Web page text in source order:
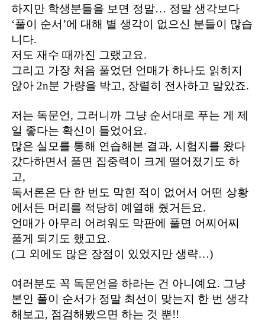
하지만 학생분들을 보면 정말… 정말 생각보다
‘풀이 순서’에 대해 별 생각이 없으신 분들이 많습
니다.
저도 재수 때까진 그랬고요.
그리고 가장 처음 풀었던 언매가 하나도 읽히지
않아 2n분 가량을 박고, 장렬히 전사하고 말았죠.
저는 독문언, 그러니까 그냥 순서대로 푸는 게 제
일 좋다는 확신이 들었어요.
많은 실모를 통해 연습해본 결과, 시험지를 왔다
갔다하면서 풀면 집중력이 크게 떨어졌기도 하
고,
독서론은 단 한 번도 막힌 적이 없어서 어떤 상황
에서든 머리를 적당히 예열해 줬거든요.
언매가 아무리 어려워도 막판에 풀면 어찌어찌
풀게 되기도 했고요.
(그 외에도 많은 장점이 있었지만 생략…)
여러분도 꼭 독문언을 하라는 건 아니예요. 그냥
본인 풀이 순서가 정말 최선이 맞는지 한 번 생각
해보고, 점검해봤으면 하는 것 뿐!!